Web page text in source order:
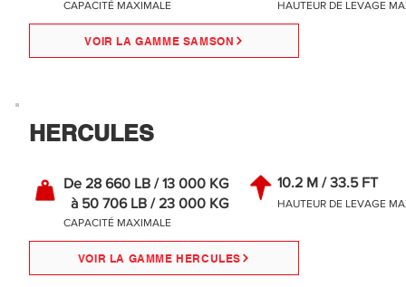
CAPACITÉ MAXIMALE HAUTEUR DE LEVAGE
VOIR LA GAMME SAMSON
HERCULES
De 28 660 LB / 13 000 KG
à 50 706 LB / 23 000 KG
CAPACITÉ MAXIMALE
10.2 M / 33.5 FT
HAUTEUR DE LEVAGE
VOIR LA GAMME HERCULES